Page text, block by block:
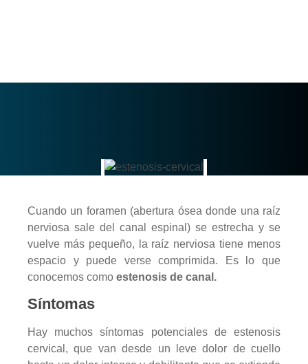
Cuando un foramen (abertura ósea donde una raíz
nerviosa sale del canal espinal) se estrecha y se
vuelve más pequeño, la raíz nerviosa tiene menos
espacio y puede verse comprimida. Es lo que
conocemos como estenosis de canal.
Síntomas
Hay muchos síntomas potenciales de estenosis
cervical, que van desde un leve dolor de cuello